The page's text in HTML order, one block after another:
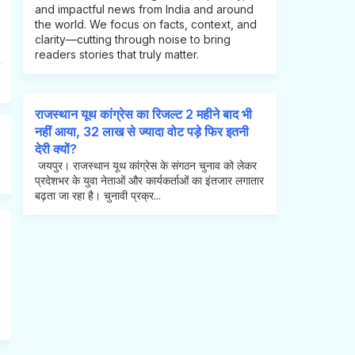
and impactful news from India and around
the world. We focus on facts, context, and
clarity—cutting through noise to bring
readers stories that truly matter.
राजस्थान यूथ कांग्रेस का रिजल्ट 2 महीने बाद भी
नहीं आया, 32 लाख से ज्यादा वोट पड़े फिर इतनी
देरी क्यों?
जयपुर। राजस्थान यूथ कांग्रेस के संगठन चुनाव को लेकर
प्रदेशभर के युवा नेताओं और कार्यकर्ताओं का इंतजार लगातार
बढ़ता जा रहा है। चुनावी प्रक्र...